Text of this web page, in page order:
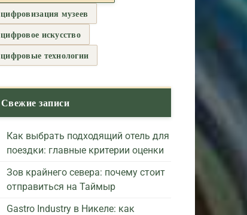
цифровизация музеев
цифровое искусство
цифровые технологии
Свежие записи
Как выбрать подходящий отель для
поездки: главные критерии оценки
Зов крайнего севера: почему стоит
отправиться на Таймыр
Gastro Industry в Никеле: как